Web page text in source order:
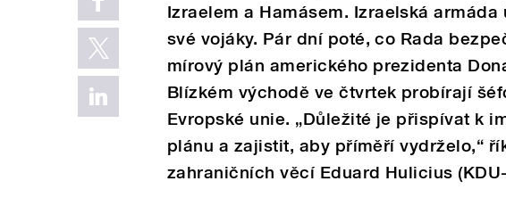
Izraelem a Hamásem. Izraelská
své vojáky. Pár dní poté, co Rada
mírový plán amerického prezidenta
Blízkém východě ve čtvrtek probírají
Evropské unie. „Důležité je přispívat k
plánu a zajistit, aby příměří vydrželo,“
zahraničních věcí Eduard Hulicius